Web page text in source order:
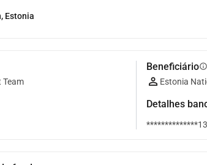
Estonia
Team
Beneficiárioinfo
Estonia
Detalhes